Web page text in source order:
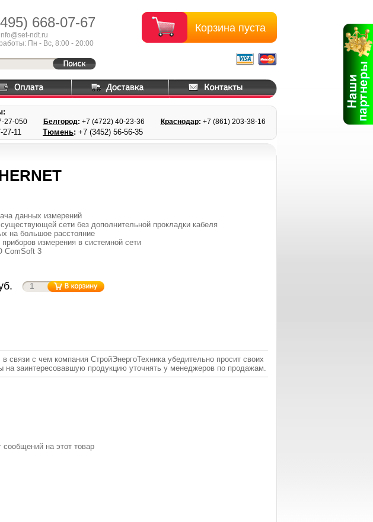
Корзина пуста
668-07-67
ndt.ru
Пн - Вс, 8:00 - 20:00
-27-050 Белгород: +7 (4722) 40-23-36 Краснодар: +7 (861) 203-38-16
-27-11 Тюмень: +7 (3452) 56-56-35
данных измерений
сети без дополнительной прокладки кабеля
на большое расстояние
измерения в системной сети
ComSoft 3
связи с чем компания СтройЭнергоТехника убедительно просит своих
на заинтересовавшую продукцию уточнять у менеджеров по продажам.
сообщений на этот товар